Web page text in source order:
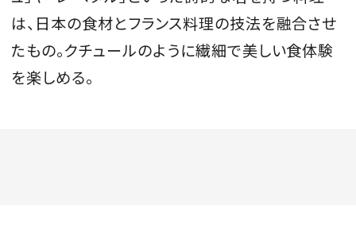
は、日本の食材とフランス料理の技法を融合させ
たもの。クチュールのように繊細で美しい食体験
を楽しめる。